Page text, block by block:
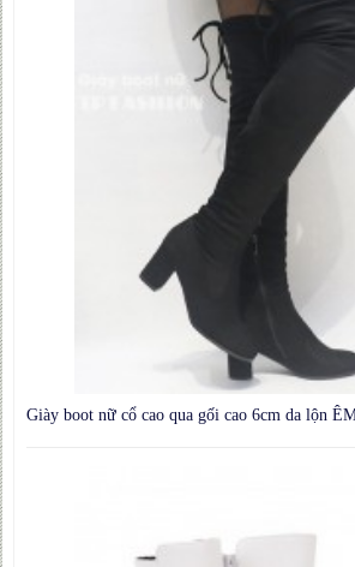
Giày boot nữ cổ cao qua gối cao 6cm da lộn